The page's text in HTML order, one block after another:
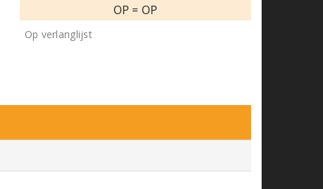
OP = OP
Op verlanglijst